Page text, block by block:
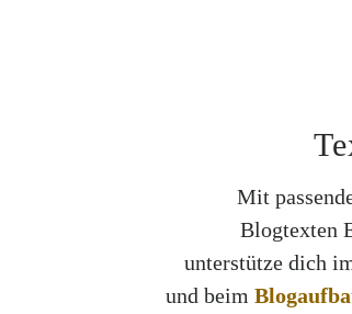
Mit
Blogtexten
unterstütze dich
und beim